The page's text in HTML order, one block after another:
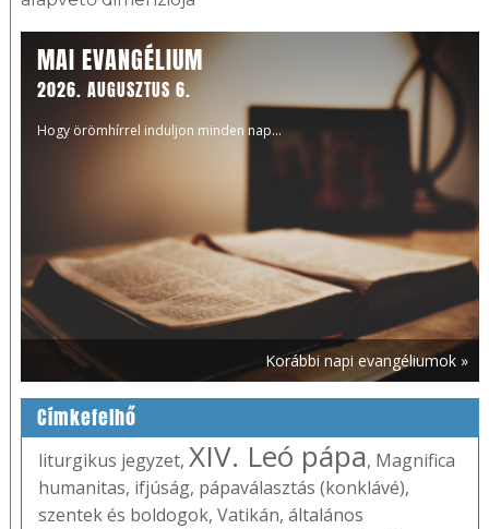
MAI EVANGÉLIUM
2026. AUGUSZTUS 6.
Hogy örömhírrel induljon minden nap...
Korábbi napi evangéliumok »
Címkefelhő
liturgikus jegyzet, XIV. Leó pápa, Magnifica
humanitas, ifjúság, pápaválasztás (konklávé),
szentek és boldogok, Vatikán, általános